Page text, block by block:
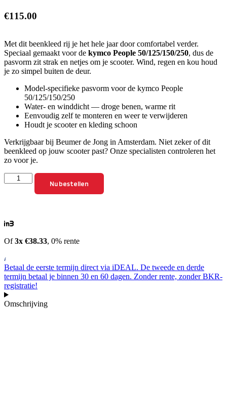
€115.00
Met dit beenkleed rij je het hele jaar door comfortabel verder.
Speciaal gemaakt voor de kymco People 50/125/150/250, dus de
pasvorm zit strak en netjes om je scooter. Wind, regen en kou houd
je zo simpel buiten de deur.
Model-specifieke pasvorm voor de kymco People
50/125/150/250
Water- en winddicht — droge benen, warme rit
Eenvoudig zelf te monteren en weer te verwijderen
Houdt je scooter en kleding schoon
Verkrijgbaar bij Beumer de Jong in Amsterdam. Niet zeker of dit
beenkleed op jouw scooter past? Onze specialisten controleren het
zo voor je.
Beenkleed
kymco
Nu bestellen
Of3x €38.33, 0% rente
Betaal de eerste termijn direct via iDEAL. De tweede en derde
termijn betaal je binnen 30 en 60 dagen. Zonder rente, zonder BKR-
registratie!
Omschrijving